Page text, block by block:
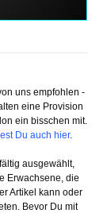
uns empfohlen -
eine Provision
ein bisschen mit.
Du auch hier.
ausgewählt,
Erwachsene, die
Artikel kann oder
Bevor Du mit